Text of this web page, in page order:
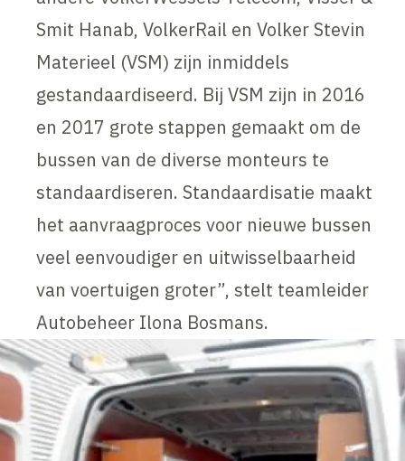
Smit Hanab, VolkerRail en Volker Stevin
Materieel (VSM) zijn inmiddels
gestandaardiseerd. Bij VSM zijn in 2016
en 2017 grote stappen gemaakt om de
bussen van de diverse monteurs te
standaardiseren. Standaardisatie maakt
het aanvraagproces voor nieuwe bussen
veel eenvoudiger en uitwisselbaarheid
van voertuigen groter”, stelt teamleider
Autobeheer Ilona Bosmans.